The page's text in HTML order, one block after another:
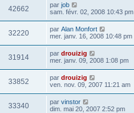
42662 par job
sam. févr. 02, 2008 10:43 pm
32220 par Alan Monfort
mer. janv. 16, 2008 10:48 pm
31914 par drouizig
mer. janv. 09, 2008 1:08 pm
33852 par drouizig
ven. nov. 09, 2007 11:21 am
33340 par vinstor
dim. mai 20, 2007 2:52 pm